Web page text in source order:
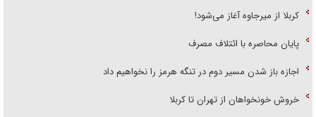
کربلا از میرجاوه آغاز می‌شود!
پایان محاصره با ائتلاف مصرف
اجازه باز شدن مسیر دوم در تنگه هرمز را نخواهیم داد
خروش خونخواهان از تهران تا کربلا